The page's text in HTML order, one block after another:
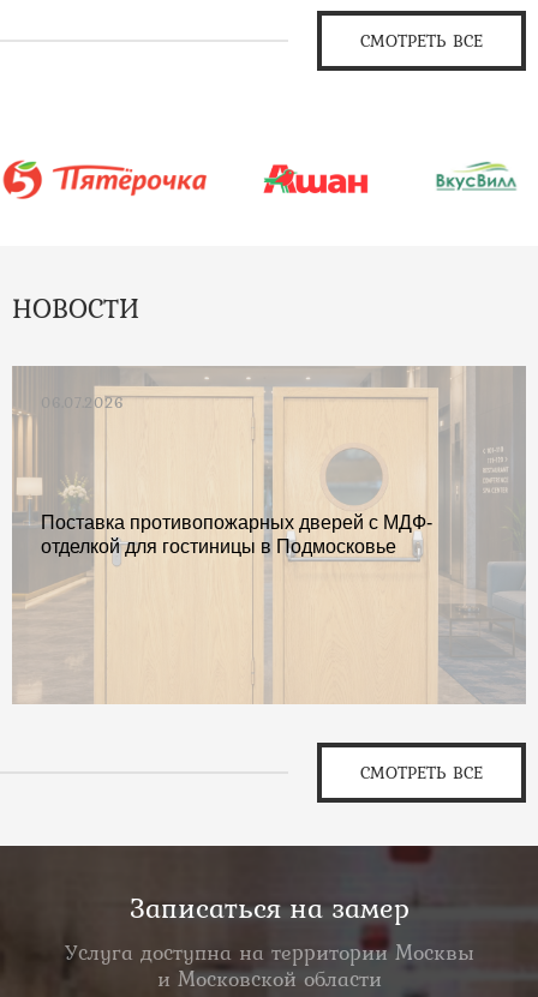
СМОТРЕТЬ ВСЕ
НОВОСТИ
06.07.2026
Поставка противопожарных дверей с МДФ-
отделкой для гостиницы в Подмосковье
СМОТРЕТЬ ВСЕ
Записаться на замер
Услуга доступна на территории Москвы
и Московской области